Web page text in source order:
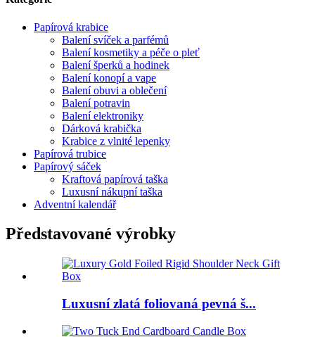
Papírová krabice
Balení svíček a parfémů
Balení kosmetiky a péče o pleť
Balení šperků a hodinek
Balení konopí a vape
Balení obuvi a oblečení
Balení potravin
Balení elektroniky
Dárková krabička
Krabice z vlnité lepenky
Papírová trubice
Papírový sáček
Kraftová papírová taška
Luxusní nákupní taška
Adventní kalendář
Představované výrobky
Luxusní zlatá foliovaná pevná š...